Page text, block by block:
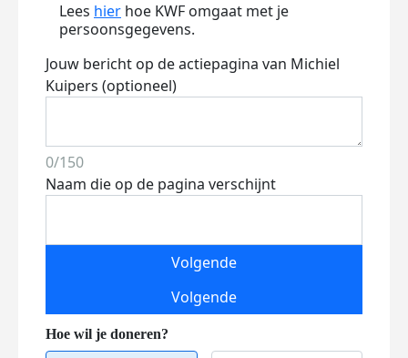
Lees hier hoe KWF omgaat met je
persoonsgegevens.
Jouw bericht op de actiepagina van Michiel
Kuipers (optioneel)
0/150
Naam die op de pagina verschijnt
Volgende
Volgende